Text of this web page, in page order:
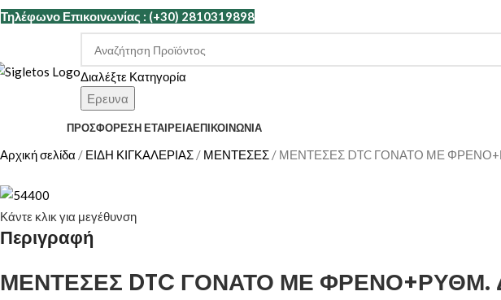
Τηλέφωνο Επικοινωνίας : (+30) 2810319898
Διαλέξτε Κατηγορία
Ερευνα
ΠΡΟΣΦΟΡΕΣΗ ΕΤΑΙΡΕΊΑΕΠΙΚΟΙΝΩΝΊΑ
Αρχική σελίδα ΕΙΔΗ ΚΙΓΚΑΛΕΡΙΑΣ ΜΕΝΤΕΣΕΣ
ΜΕΝΤΕΣΕΣ DTC ΓΟΝΑΤΟ ΜΕ
Κάντε κλικ για μεγέθυνση
Περιγραφή
ΜΕΝΤΕΣΕΣ DTC ΓΟΝΑΤΟ ΜΕ ΦΡΕΝΟ+ΡΥΘΜ.